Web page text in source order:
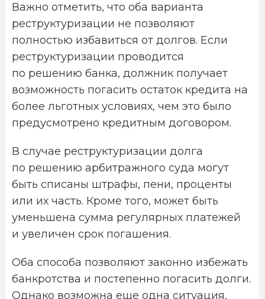
Важно отметить, что оба варианта
реструктуризации не позволяют
полностью избавиться от долгов. Если
реструктуризации проводится
по решению банка, должник получает
возможность погасить остаток кредита на
более льготных условиях, чем это было
предусмотрено кредитным договором.
В случае реструктуризации долга
по решению арбитражного суда могут
быть списаны штрафы, пени, проценты
или их часть. Кроме того, может быть
уменьшена сумма регулярных платежей
и увеличен срок погашения.
Оба способа позволяют законно избежать
банкротства и постепенно погасить долги.
Однако возможна еще одна ситуация,